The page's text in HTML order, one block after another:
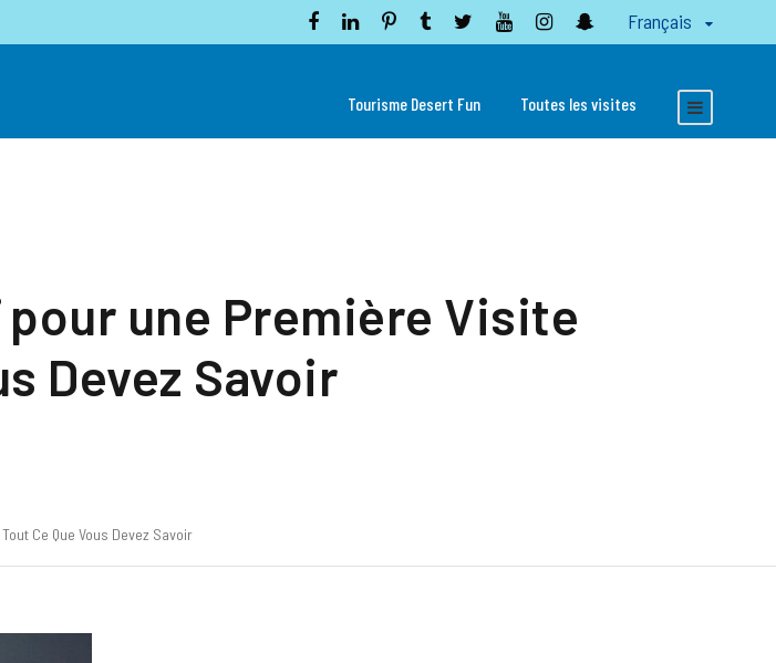
Français
Tourisme Desert Fun Toutes les visites
pour une Première Visite
Devez Savoir
Ce Que Vous Devez Savoir